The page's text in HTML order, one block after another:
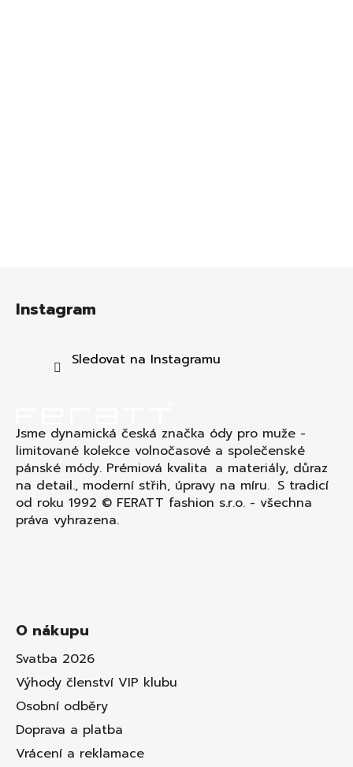
Instagram
Sledovat na Instagramu
Jsme dynamická česká značka ódy pro muže -
limitované kolekce volnočasové a společenské
pánské módy. Prémiová kvalita a materiály, důraz
na detail., moderní střih, úpravy na míru. S tradicí
od roku 1992 © FERATT fashion s.r.o. - všechna
práva vyhrazena.
O nákupu
Svatba 2026
Výhody členství VIP klubu
Osobní odběry
Doprava a platba
Vrácení a reklamace